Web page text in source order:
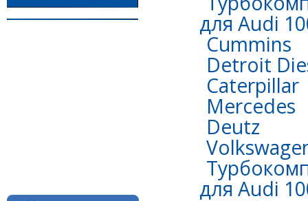
для Audi
Сummins
Detroit
Caterpillar
Mercedes
Deutz
для Audi